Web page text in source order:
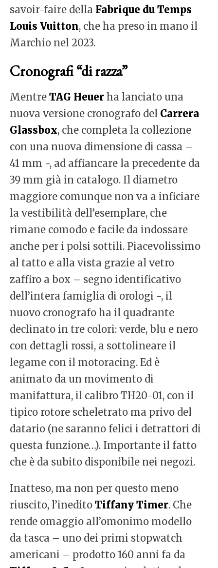
savoir-faire della Fabrique du Temps
Louis Vuitton, che ha preso in mano il
Marchio nel 2023.
Cronografi “di razza”
Mentre TAG Heuer ha lanciato una
nuova versione cronografo del Carrera
Glassbox, che completa la collezione
con una nuova dimensione di cassa –
41 mm -, ad affiancare la precedente da
39 mm già in catalogo. Il diametro
maggiore comunque non va a inficiare
la vestibilità dell’esemplare, che
rimane comodo e facile da indossare
anche per i polsi sottili. Piacevolissimo
al tatto e alla vista grazie al vetro
zaffiro a box – segno identificativo
dell’intera famiglia di orologi -, il
nuovo cronografo ha il quadrante
declinato in tre colori: verde, blu e nero
con dettagli rossi, a sottolineare il
legame con il motoracing. Ed è
animato da un movimento di
manifattura, il calibro TH20-01, con il
tipico rotore scheletrato ma privo del
datario (ne saranno felici i detrattori di
questa funzione…). Importante il fatto
che è da subito disponibile nei negozi.
Inatteso, ma non per questo meno
riuscito, l’inedito Tiffany Timer. Che
rende omaggio all’omonimo modello
da tasca – uno dei primi stopwatch
americani – prodotto 160 anni fa da